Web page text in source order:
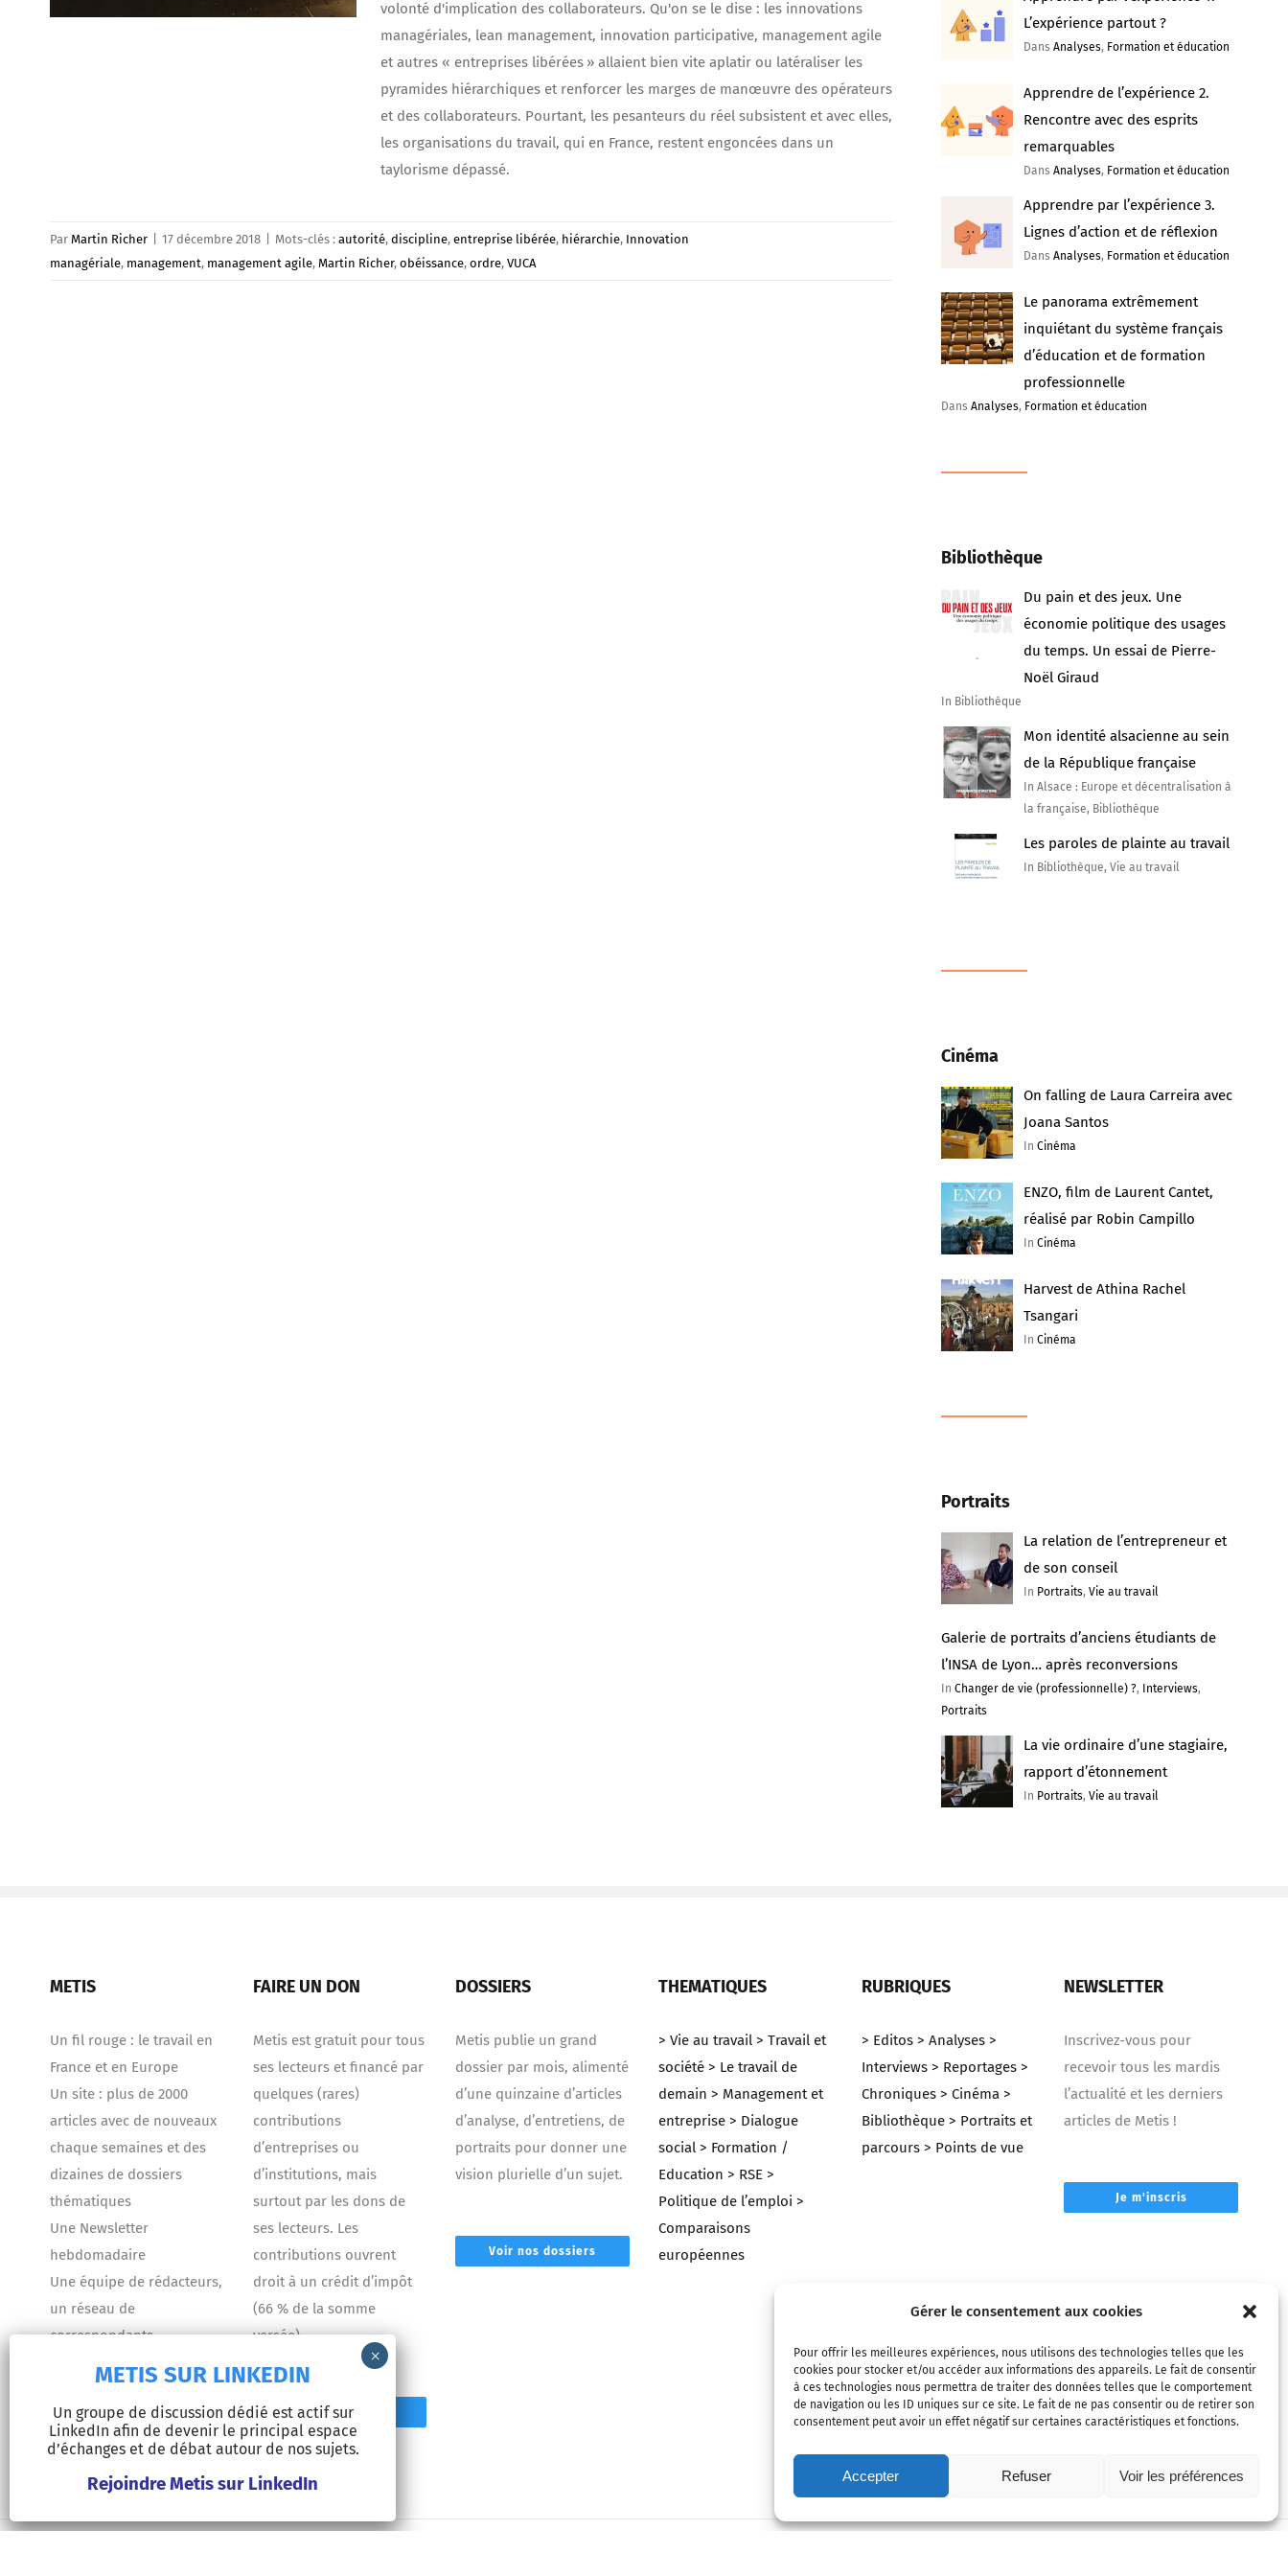
Gérer le consentement aux cookies
Pour offrir les meilleures expériences, nous utilisons des technologies telles que les
cookies pour stocker et/ou accéder aux informations des appareils. Le fait de consentir
à ces technologies nous permettra de traiter des données telles que le comportement
de navigation ou les ID uniques sur ce site. Le fait de ne pas consentir ou de retirer son
consentement peut avoir un effet négatif sur certaines caractéristiques et fonctions.
Accepter Refuser Voir les préférences
volonté d'implication des collaborateurs. Qu'on se le dise : les innovations
managériales, lean management, innovation participative, management agile
et autres « entreprises libérées » allaient bien vite aplatir ou latéraliser les
pyramides hiérarchiques et renforcer les marges de manœuvre des opérateurs
et des collaborateurs. Pourtant, les pesanteurs du réel subsistent et avec elles,
les organisations du travail, qui en France, restent engoncées dans un
taylorisme dépassé.
Par Martin Richer 17 décembre 2018 Mots-clés : autorité, discipline, entreprise libérée, hiérarchie, Innovation
managériale, management, management agile, Martin Richer, obéissance, ordre, VUCA
L’expérience partout ?
DansAnalyses, Formation et éducation
Apprendre de l’expérience 2.
Rencontre avec des esprits
remarquables
DansAnalyses, Formation et éducation
Apprendre par l’expérience 3.
Lignes d’action et de réflexion
DansAnalyses, Formation et éducation
Le panorama extrêmement
inquiétant du système français
d’éducation et de formation
professionnelle
Dans Analyses, Formation et éducation
Bibliothèque
Du pain et des jeux. Une
économie politique des usages
du temps. Un essai de Pierre-
Noël Giraud
In Bibliothèque
Mon identité alsacienne au sein
de la République française
In Alsace : Europe et décentralisation à
la française, Bibliothèque
Les paroles de plainte au travail
In Bibliothèque, Vie au travail
Cinéma
On falling de Laura Carreira avec
Joana Santos
InCinéma
ENZO, film de Laurent Cantet,
réalisé par Robin Campillo
InCinéma
Harvest de Athina Rachel
Tsangari
InCinéma
Portraits
La relation de l’entrepreneur et
de son conseil
In Portraits,Vie au travail
Galerie de portraits d’anciens étudiants de
l’INSA de Lyon… après reconversions
In Changer de vie (professionnelle) ?, Interviews,
Portraits
La vie ordinaire d’une stagiaire,
rapport d’étonnement
In Portraits,Vie au travail
METIS
Un fil rouge : le travail en
France et en Europe
Un site : plus de 2000
articles avec de nouveaux
chaque semaines et des
dizaines de dossiers
thématiques
Une Newsletter
hebdomadaire
Une équipe de rédacteurs,
un réseau de
correspondants
Contact
FAIRE UN DON
Metis est gratuit pour tous
ses lecteurs et financé par
quelques (rares)
contributions
d’entreprises ou
d’institutions, mais
surtout par les dons de
ses lecteurs. Les
contributions ouvrent
droit à un crédit d’impôt
(66 % de la somme
versée).
Faire un don
DOSSIERS
Metis publie un grand
dossier par mois, alimenté
d’une quinzaine d’articles
d’analyse, d’entretiens, de
portraits pour donner une
vision plurielle d’un sujet.
Voir nos dossiers
THEMATIQUES
> Vie au travail > Travail et
société > Le travail de
demain > Management et
entreprise > Dialogue
social > Formation /
Education > RSE >
Politique de l’emploi >
Comparaisons
européennes
RUBRIQUES
> Editos > Analyses >
Interviews > Reportages >
Chroniques > Cinéma >
Bibliothèque > Portraits et
parcours > Points de vue
NEWSLETTER
Inscrivez-vous pour
recevoir tous les mardis
l’actualité et les derniers
articles de Metis !
Je m'inscris
METIS SUR LINKEDIN
Un groupe de discussion dédié est actif sur
LinkedIn afin de devenir le principal espace
d’échanges et de débat autour de nos sujets.
Rejoindre Metis sur LinkedIn